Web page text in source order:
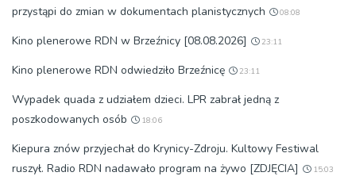
przystąpi do zmian w dokumentach planistycznych
08:08
Kino plenerowe RDN w Brzeźnicy [08.08.2026] 23:11
Kino plenerowe RDN odwiedziło Brzeźnicę 23:11
Wypadek quada z udziałem dzieci. LPR zabrał jedną z
poszkodowanych osób
18:06
Kiepura znów przyjechał do Krynicy-Zdroju. Kultowy Festiwal
ruszył. Radio RDN nadawało program na żywo [ZDJĘCIA]
15:03